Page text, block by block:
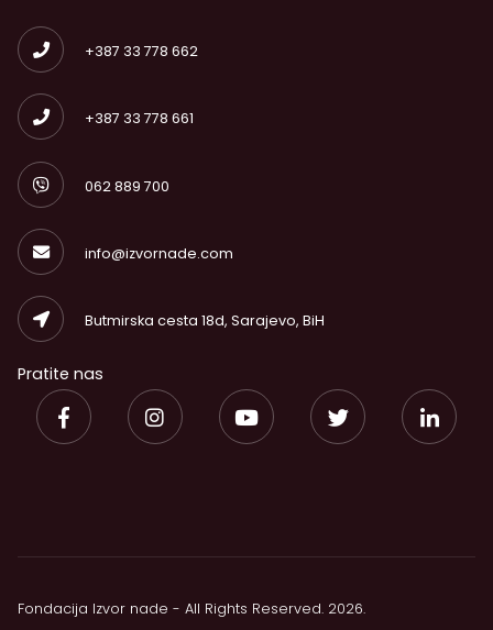
+387 33 778 662
+387 33 778 661
062 889 700
info@izvornade.com
Butmirska cesta 18d, Sarajevo, BiH
Pratite nas
Fondacija Izvor nade - All Rights Reserved. 2026.